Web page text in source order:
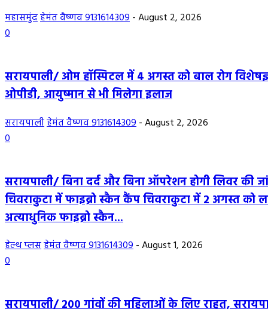
महासमुंदहेमंत वैष्णव 9131614309-August 2, 2026
0
सरायपाली/ ओम हॉस्पिटल में 4 अगस्त को बाल रोग
ओपीडी, आयुष्मान से भी मिलेगा इलाज
सरायपालीहेमंत वैष्णव 9131614309-August 2, 2026
0
सरायपाली/ बिना दर्द और बिना ऑपरेशन होगी लिवर की
चिवराकुटा में फाइब्रो स्कैन कैंप चिवराकुटा में 2 अगस्त को
अत्याधुनिक फाइब्रो स्कैन...
हेल्थ प्लसहेमंत वैष्णव 9131614309-August 1, 2026
0
सरायपाली/ 200 गांवों की महिलाओं के लिए राहत,